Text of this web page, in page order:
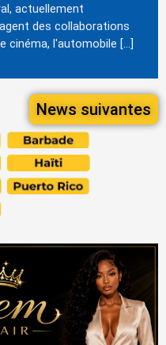
actuellement
des collaborations
cinéma, l'automobile […]
News suivantes